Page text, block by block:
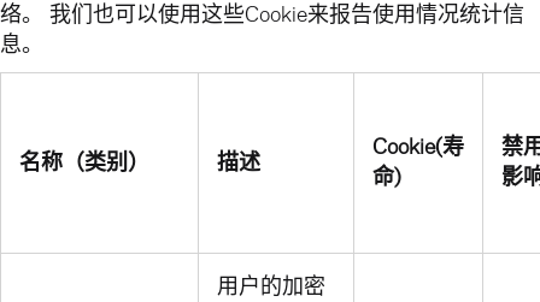
络。 我们也可以使用这些Cookie来报告使用情况统计信
息。
名称（类别） 描述
Cookie(寿
命)
禁
影
用户的加密